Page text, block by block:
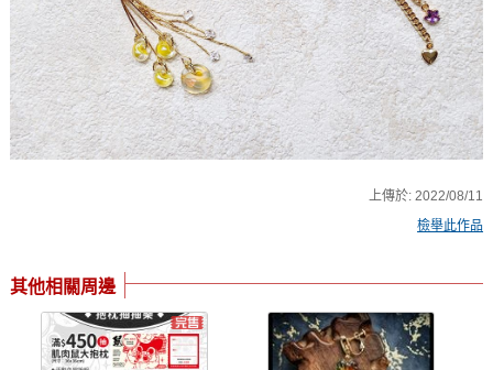
上傳於:2022/08/11
檢舉此作品
其他相關周邊